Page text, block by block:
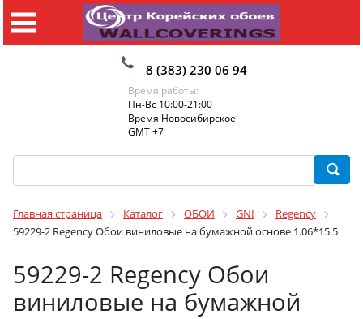
8 (383) 230 06 94
Время работы:
Пн-Вс 10:00-21:00
Время Новосибирское
GMT +7
Главная страница Каталог ОБОИ GNI
Regency
59229-2 Regency Обои виниловые на бумажной основе 1.06*15.5
59229-2 Regency Обои
виниловые на бумажной